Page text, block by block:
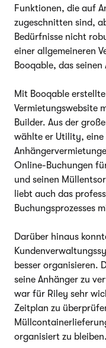
Funktionen, die auf
zugeschnitten sind,
Bedürfnisse nicht
einer allgemeineren
Booqable, das
Mit Booqable
Vermietungswebsite
Builder. Aus der
wählte er Utility, eine
Online-Buchungen
und seinen
liebt auch das
Buchungsprozesses
Darüber hinaus
besser organisieren.
seine Anhänger zu
war für Riley sehr
Zeitplan zu
organisiert zu bleiben.